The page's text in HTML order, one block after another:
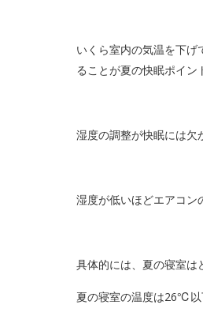
いくら室内の気温を下
ることが夏の快眠ポイン
湿度の調整が快眠には欠
湿度が低いほどエアコン
具体的には、夏の寝室は
夏の寝室の温度は26℃以